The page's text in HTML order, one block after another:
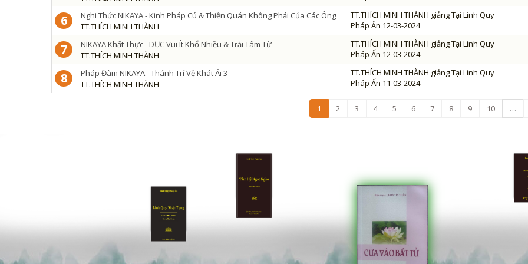
6
Nghi Thức NIKAYA - Kinh Pháp Cú & Thiền Quán Không Phải Của Các Ông
TT.THÍCH MINH THÀNH
TT.THÍCH MINH THÀNH giảng Tại Linh Quy
Pháp Ấn 12-03-2024
7
NIKAYA Khất Thực - DỤC Vui Ít Khổ Nhiều & Trải Tâm Từ
TT.THÍCH MINH THÀNH
TT.THÍCH MINH THÀNH giảng Tại Linh Quy
Pháp Ấn 12-03-2024
8
Pháp Đàm NIKAYA - Thánh Trí Về Khát Ái 3
TT.THÍCH MINH THÀNH
TT.THÍCH MINH THÀNH giảng Tại Linh Quy
Pháp Ấn 11-03-2024
1 2 3 4 5 6 7 8 9 10 …